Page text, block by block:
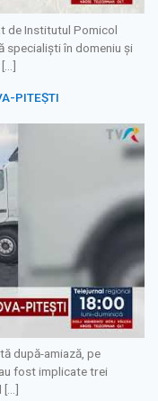
de Institutul Pomicol
specialiști în domeniu și
PITEȘTI
după-amiază, pe
fost implicate trei
[…]